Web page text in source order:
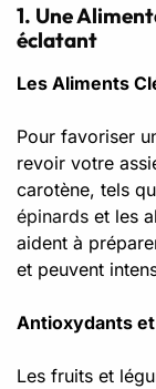
1. Une
éclatant
Les Aliments
Pour favoriser
revoir votre
carotène, tels
épinards et les
aident à
et peuvent
Antioxydants
Les fruits et